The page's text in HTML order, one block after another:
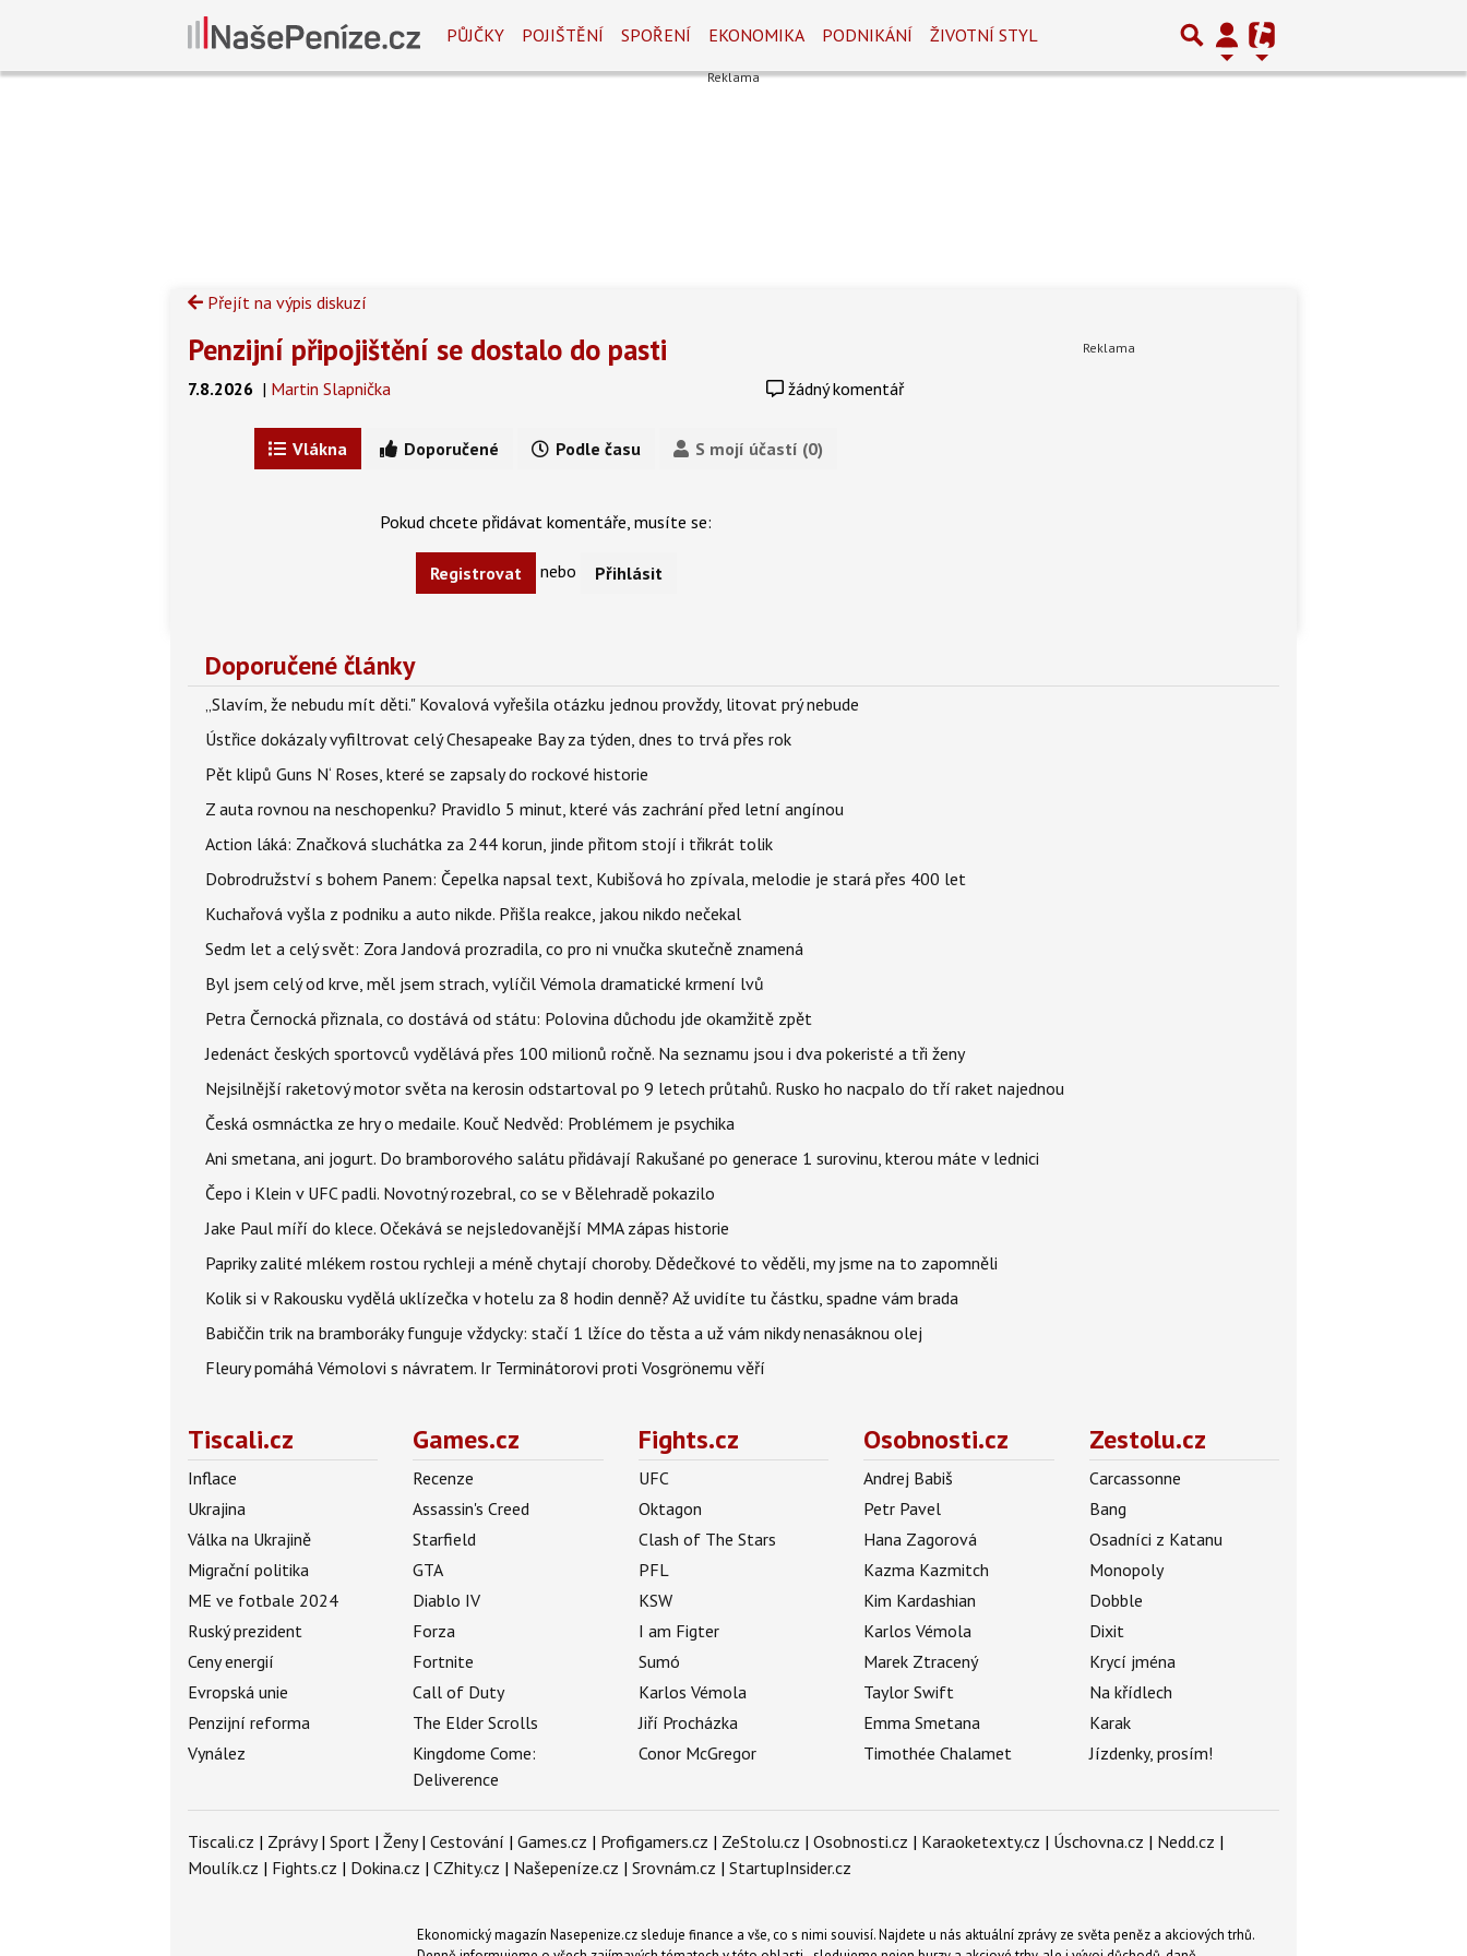
PŮJČKY POJIŠTĚNÍ SPOŘENÍ EKONOMIKA PODNIKÁNÍ ŽIVOTNÍ STYL
Přejít na výpis diskuzí
Penzijní připojištění se dostalo do pasti
7.8.2026 | Martin Slapnička žádný komentář
Vlákna Doporučené Podle času S mojí účastí (0)
Pokud chcete přidávat komentáře, musíte se:
Registrovat nebo Přihlásit
Doporučené články
„Slavím, že nebudu mít děti." Kovalová vyřešila otázku jednou provždy, litovat prý nebude
Ústřice dokázaly vyfiltrovat celý Chesapeake Bay za týden, dnes to trvá přes rok
Pět klipů Guns N‘ Roses, které se zapsaly do rockové historie
Z auta rovnou na neschopenku? Pravidlo 5 minut, které vás zachrání před letní angínou
Action láká: Značková sluchátka za 244 korun, jinde přitom stojí i třikrát tolik
Dobrodružství s bohem Panem: Čepelka napsal text, Kubišová ho zpívala, melodie je stará přes 400 let
Kuchařová vyšla z podniku a auto nikde. Přišla reakce, jakou nikdo nečekal
Sedm let a celý svět: Zora Jandová prozradila, co pro ni vnučka skutečně znamená
Byl jsem celý od krve, měl jsem strach, vylíčil Vémola dramatické krmení lvů
Petra Černocká přiznala, co dostává od státu: Polovina důchodu jde okamžitě zpět
Jedenáct českých sportovců vydělává přes 100 milionů ročně. Na seznamu jsou i dva pokeristé a tři ženy
Nejsilnější raketový motor světa na kerosin odstartoval po 9 letech průtahů. Rusko ho nacpalo do tří raket najednou
Česká osmnáctka ze hry o medaile. Kouč Nedvěd: Problémem je psychika
Ani smetana, ani jogurt. Do bramborového salátu přidávají Rakušané po generace 1 surovinu, kterou máte v lednici
Čepo i Klein v UFC padli. Novotný rozebral, co se v Bělehradě pokazilo
Jake Paul míří do klece. Očekává se nejsledovanější MMA zápas historie
Papriky zalité mlékem rostou rychleji a méně chytají choroby. Dědečkové to věděli, my jsme na to zapomněli
Kolik si v Rakousku vydělá uklízečka v hotelu za 8 hodin denně? Až uvidíte tu částku, spadne vám brada
Babiččin trik na bramboráky funguje vždycky: stačí 1 lžíce do těsta a už vám nikdy nenasáknou olej
Fleury pomáhá Vémolovi s návratem. Ir Terminátorovi proti Vosgrönemu věří
Tiscali.cz
Inflace
Ukrajina
Válka na Ukrajině
Migrační politika
ME ve fotbale 2024
Ruský prezident
Ceny energií
Evropská unie
Penzijní reforma
Vynález
Games.cz
Recenze
Assassin's Creed
Starfield
GTA
Diablo IV
Forza
Fortnite
Call of Duty
The Elder Scrolls
Kingdome Come:
Deliverence
Fights.cz
UFC
Oktagon
Clash of The Stars
PFL
KSW
I am Figter
Sumó
Karlos Vémola
Jiří Procházka
Conor McGregor
Osobnosti.cz
Andrej Babiš
Petr Pavel
Hana Zagorová
Kazma Kazmitch
Kim Kardashian
Karlos Vémola
Marek Ztracený
Taylor Swift
Emma Smetana
Timothée Chalamet
Zestolu.cz
Carcassonne
Bang
Osadníci z Katanu
Monopoly
Dobble
Dixit
Krycí jména
Na křídlech
Karak
Jízdenky, prosím!
Tiscali.cz | Zprávy| Sport | Ženy| Cestování | Games.cz | Profigamers.cz | ZeStolu.cz | Osobnosti.cz | Karaoketexty.cz | Úschovna.cz | Nedd.cz |
Moulík.cz | Fights.cz | Dokina.cz | CZhity.cz | Našepeníze.cz | Srovnám.cz | StartupInsider.cz
Ekonomický magazín Nasepenize.cz sleduje finance a vše, co s nimi souvisí. Najdete u nás aktuální zprávy ze světa peněz a akciových trhů.